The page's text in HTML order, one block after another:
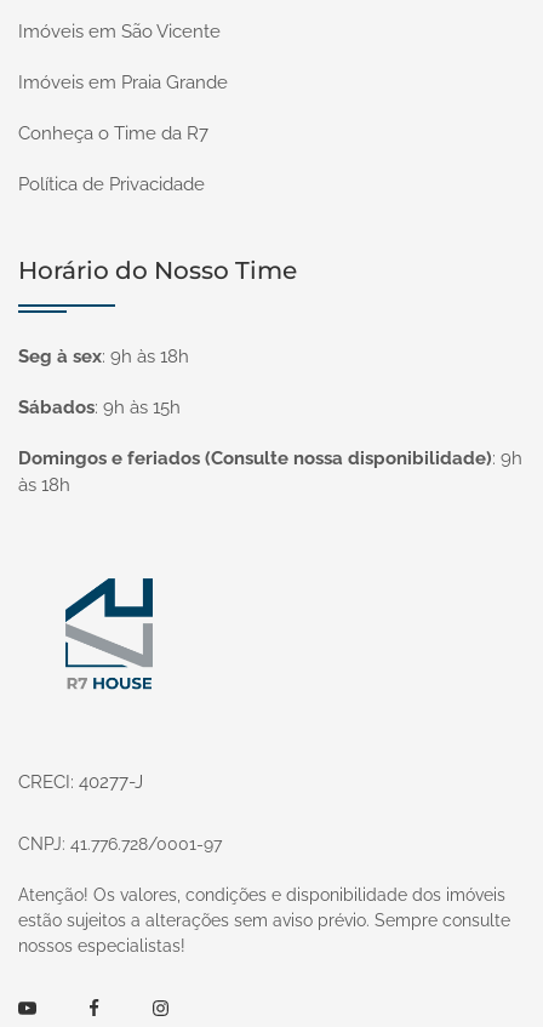
Imóveis em São Vicente
Imóveis em Praia Grande
Conheça o Time da R7
Política de Privacidade
Horário do Nosso Time
Seg à sex: 9h às 18h
Sábados: 9h às 15h
Domingos e feriados (Consulte nossa disponibilidade): 9h
às 18h
CRECI: 40277-J
CNPJ: 41.776.728/0001-97
Atenção! Os valores, condições e disponibilidade dos imóveis
estão sujeitos a alterações sem aviso prévio. Sempre consulte
nossos especialistas!
Youtube FacebookInstagram